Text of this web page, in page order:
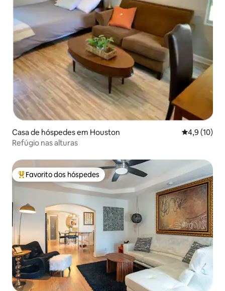
Casa de hóspedes em Houston
4,9 (10)
Refúgio nas alturas
Favoritos dos hóspedes mais apreciados
Favorito dos hóspedes